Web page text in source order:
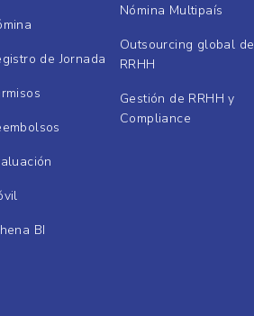
de Jornada
BI
Nómina Multipaís
Outsourcing global de
RRHH
Gestión de RRHH y
Compliance